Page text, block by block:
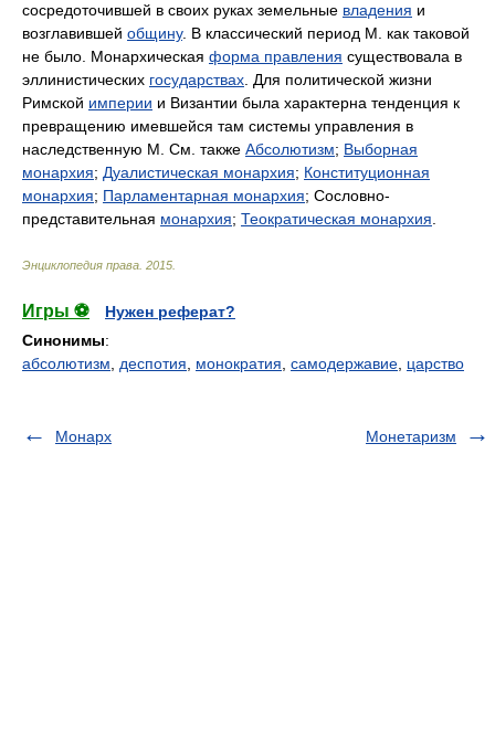
сосредоточившей в своих руках земельные владения и
возглавившей общину. В классический период М. как таковой
не было. Монархическая форма правления существовала в
эллинистических государствах . Для политической жизни
Римской империи и Византии была характерна тенденция к
превращению имевшейся там системы управления в
наследственную М. См. также Абсолютизм; Выборная
монархия; Дуалистическая монархия; Конституционная
монархия; Парламентарная монархия; Сословно-
представительная монархия; Теократическая монархия
Энциклопедия права 2015
Игры ⚽
Нужен реферат?
Синонимы:
абсолютизм
деспотия монократия самодержавие царство
Монарх Монетаризм